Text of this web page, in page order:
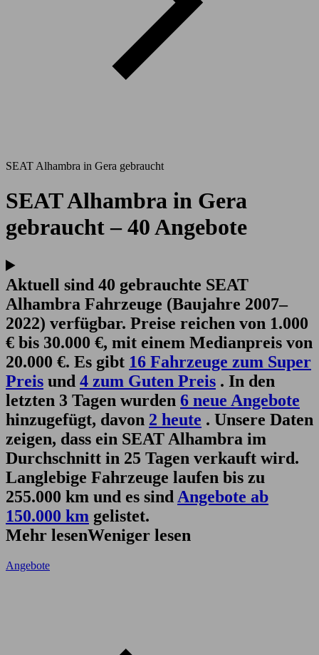
SEAT Alhambra in Gera gebraucht
SEAT Alhambra in Gera
gebraucht – 40 Angebote
Aktuell sind 40 gebrauchte SEAT
Alhambra Fahrzeuge (Baujahre 2007–
2022) verfügbar. Preise reichen von 1.000
€ bis 30.000 €, mit einem Medianpreis von
20.000 €. Es gibt 16 Fahrzeuge zum Super
Preis und 4 zum Guten Preis . In den
letzten 3 Tagen wurden 6 neue Angebote
hinzugefügt, davon 2 heute . Unsere Daten
zeigen, dass ein SEAT Alhambra im
Durchschnitt in 25 Tagen verkauft wird.
Langlebige Fahrzeuge laufen bis zu
255.000 km und es sind Angebote ab
150.000 km gelistet.
Mehr lesenWeniger lesen
Angebote